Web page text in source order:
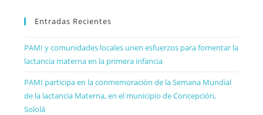
Entradas Recientes
PAMI y comunidades locales unen esfuerzos para fomentar la
lactancia materna en la primera infancia
PAMI participa en la conmemoración de la Semana Mundial
de la lactancia Materna, en el municipio de Concepción,
Sololá